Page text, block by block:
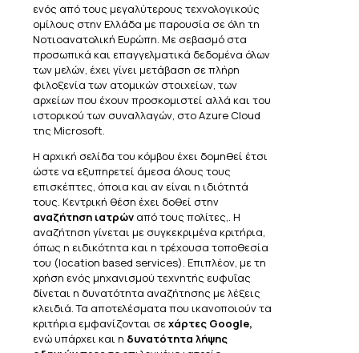
ενός από τους μεγαλύτερους τεχνολογικούς
ομίλους στην Ελλάδα με παρουσία σε όλη τη
Νοτιοανατολική Ευρώπη. Με σεβασμό στα
προσωπικά και επαγγελματικά δεδομένα όλων
των μελών, έχει γίνει μετάβαση σε πλήρη
φιλοξενία των ατομικών στοιχείων, των
αρχείων που έχουν προσκομιστεί αλλά και του
ιστορικού των συναλλαγών, στο Azure Cloud
της Microsoft.
Η αρχική σελίδα του κόμβου έχει δομηθεί έτσι
ώστε να εξυπηρετεί άμεσα όλους τους
επισκέπτες, όποια και αν είναι η ιδιότητά
τους. Κεντρική θέση έχει δοθεί στην
αναζήτηση ιατρών από τους πολίτες,. Η
αναζήτηση γίνεται με συγκεκριμένα κριτήρια,
όπως η ειδικότητα και η τρέχουσα τοποθεσία
του (location based services). Επιπλέον, με τη
χρήση ενός μηχανισμού τεχνητής ευφυΐας
δίνεται η δυνατότητα αναζήτησης με λέξεις
κλειδιά. Τα αποτελέσματα που ικανοποιούν τα
κριτήρια εμφανίζονται σεχάρτες Google,
ενώ υπάρχει και η δυνατότητα λήψης